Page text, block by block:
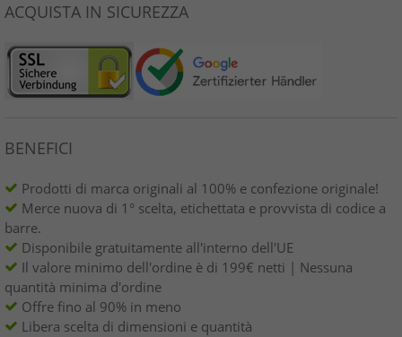
ACQUISTA IN SICUREZZA
BENEFICI
Prodotti di marca originali al 100% e confezione originale!
Merce nuova di 1° scelta, etichettata e provvista di codice a
barre.
Disponibile gratuitamente all'interno dell'UE
Il valore minimo dell'ordine è di 199€ netti | Nessuna
quantità minima d'ordine
Offre fino al 90% in meno
Libera scelta di dimensioni e quantità